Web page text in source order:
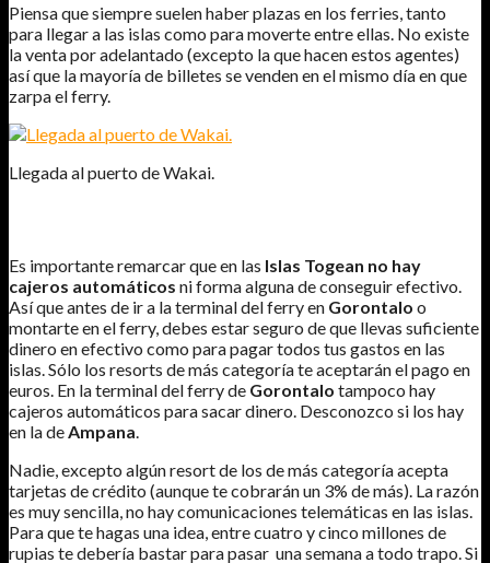
Piensa que siempre suelen haber plazas en los ferries, tanto
para llegar a las islas como para moverte entre ellas. No existe
la venta por adelantado (excepto la que hacen estos agentes)
así que la mayoría de billetes se venden en el mismo día en que
zarpa el ferry.
Llegada al puerto de Wakai.
Es importante remarcar que en las Islas Togean no hay
cajeros automáticos ni forma alguna de conseguir efectivo.
Así que antes de ir a la terminal del ferry en Gorontalo o
montarte en el ferry, debes estar seguro de que llevas suficiente
dinero en efectivo como para pagar todos tus gastos en las
islas. Sólo los resorts de más categoría te aceptarán el pago en
euros. En la terminal del ferry de Gorontalo tampoco hay
cajeros automáticos para sacar dinero. Desconozco si los hay
en la deAmpana.
Nadie, excepto algún resort de los de más categoría acepta
tarjetas de crédito (aunque te cobrarán un 3% de más). La razón
es muy sencilla, no hay comunicaciones telemáticas en las islas.
Para que te hagas una idea, entre cuatro y cinco millones de
rupias te debería bastar para pasar una semana a todo trapo. Si